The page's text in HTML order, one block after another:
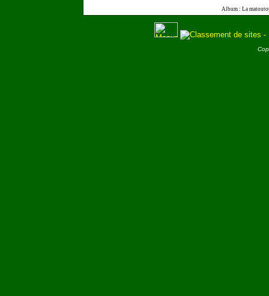
Album : La